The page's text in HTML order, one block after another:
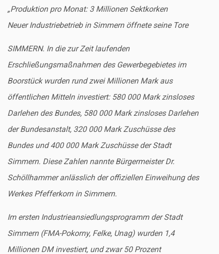
„Produktion pro Monat: 3 Millionen Sektkorken
Neuer Industriebetrieb in Simmern öffnete seine Tore
SIMMERN. In die zur Zeit laufenden
Erschließungsmaßnahmen des Gewerbegebietes im
Boorstück wurden rund zwei Millionen Mark aus
öffentlichen Mitteln investiert: 580 000 Mark zinsloses
Darlehen des Bundes, 580 000 Mark zinsloses Darlehen
der Bundesanstalt, 320 000 Mark Zuschüsse des
Bundes und 400 000 Mark Zuschüsse der Stadt
Simmern. Diese Zahlen nannte Bürgermeister Dr.
Schöllhammer anlässlich der offiziellen Einweihung des
Werkes Pfefferkorn in Simmern.
Im ersten Industrieansiedlungsprogramm der Stadt
Simmern (FMA-Pokorny, Felke, Unag) wurden 1,4
Millionen DM investiert, und zwar 50 Prozent